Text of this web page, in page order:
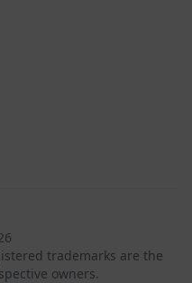
trademarks are the
owners.